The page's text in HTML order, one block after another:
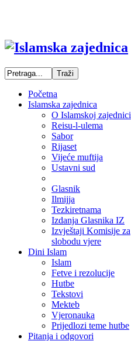
Početna
Islamska zajednica
O Islamskoj zajednici
Reisu-l-ulema
Sabor
Rijaset
Vijeće muftija
Ustavni sud
Glasnik
Ilmijja
Tezkiretnama
Izdanja Glasnika IZ
Izvještaji Komisije za
slobodu vjere
Dini Islam
Islam
Fetve i rezolucije
Hutbe
Tekstovi
Mekteb
Vjeronauka
Prijedlozi teme hutbe
Pitanja i odgovori